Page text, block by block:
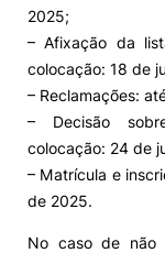
2025;
– Afixação da
colocação: 18 de
– Reclamações:
– Decisão
colocação: 24 de
– Matrícula e
de 2025.
No caso de não